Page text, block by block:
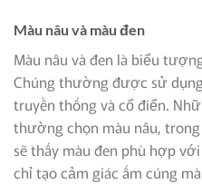
Màu nâu và màu đen
Màu nâu và đen là biểu
Chúng thường được sử
truyền thống và cổ điển.
thường chọn màu nâu,
sẽ thấy màu đen phù hợp
chỉ tạo cảm giác ấm cúng